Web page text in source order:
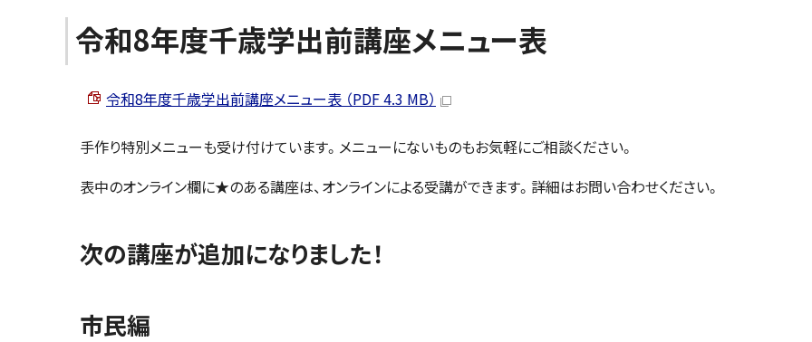
令和8年度千歳学出前講座メニュー表
令和8年度千歳学出前講座メニュー表 （PDF 4.3 MB）
手作り特別メニューも受け付けています。メニューにないものもお気軽にご相談ください。
表中のオンライン欄に★のある講座は、オンラインによる受講ができます。詳細はお問い合わせください。
次の講座が追加になりました！
市民編